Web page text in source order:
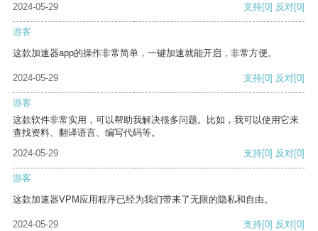
2024-05-29 支持[0] 反对[0]
游客
这款加速器app的操作非常简单，一键加速就能开启，非常方便。
2024-05-29 支持[0] 反对[0]
游客
这款软件非常实用，可以帮助我解决很多问题。比如，我可以使用它来
查找资料、翻译语言、编写代码等。
2024-05-29
支持[0] 反对[0]
游客
这款加速器VPM应用程序已经为我们带来了无限的隐私和自由。
2024-05-29 支持[0] 反对[0]